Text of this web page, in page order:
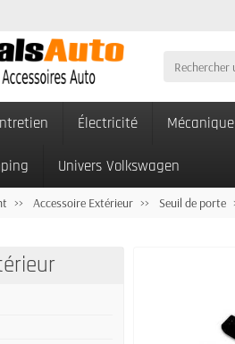
Électricité Mécanique
Univers Volkswagen
Accessoire Extérieur Seuil de porte